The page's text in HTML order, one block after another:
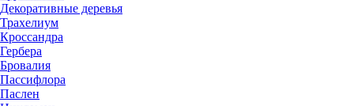
Декоративные деревья
Трахелиум
Кроссандра
Гербера
Бровалия
Пассифлора
Паслен